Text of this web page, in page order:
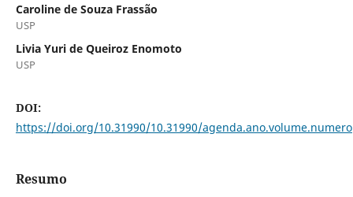
Caroline de Souza Frassão
USP
Livia Yuri de Queiroz Enomoto
USP
DOI:
https://doi.org/10.31990/10.31990/agenda.ano.volume.numero
Resumo